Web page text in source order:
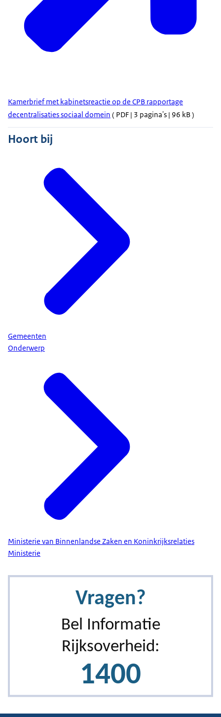
Kamerbrief met kabinetsreactie op de CPB rapportage
decentralisaties sociaal domein ( PDF | 3 pagina's | 96 kB )
Hoort bij
Gemeenten
Onderwerp
Ministerie van Binnenlandse Zaken en Koninkrijksrelaties
Ministerie